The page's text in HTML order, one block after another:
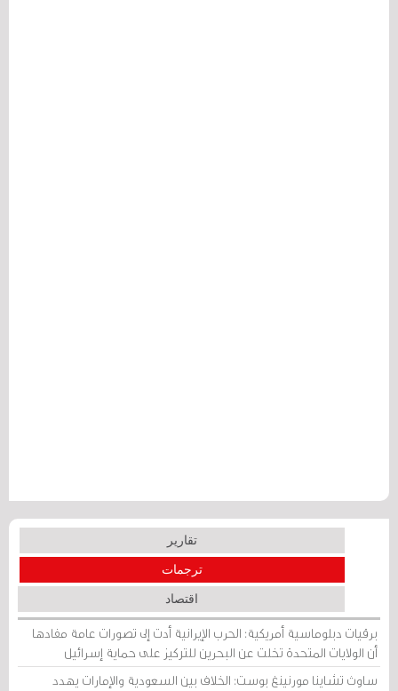
تقارير
ترجمات
اقتصاد
برقيات دبلوماسية أمريكية: الحرب الإيرانية أدت إلى تصورات عامة مفادها
أن الولايات المتحدة تخلت عن البحرين للتركيز على حماية إسرائيل
ساوث تشاينا مورنينغ بوست: الخلاف بين السعودية والإمارات يهدد